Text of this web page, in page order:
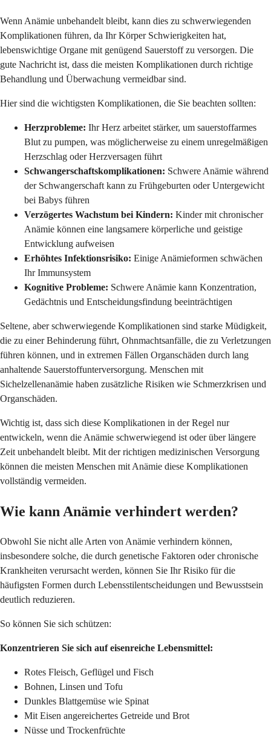
Wenn Anämie unbehandelt bleibt, kann dies zu schwerwiegenden
Komplikationen führen, da Ihr Körper Schwierigkeiten hat,
lebenswichtige Organe mit genügend Sauerstoff zu versorgen. Die
gute Nachricht ist, dass die meisten Komplikationen durch richtige
Behandlung und Überwachung vermeidbar sind.
Hier sind die wichtigsten Komplikationen, die Sie beachten sollten:
Herzprobleme: Ihr Herz arbeitet stärker, um sauerstoffarmes
Blut zu pumpen, was möglicherweise zu einem unregelmäßigen
Herzschlag oder Herzversagen führt
Schwangerschaftskomplikationen: Schwere Anämie während
der Schwangerschaft kann zu Frühgeburten oder Untergewicht
bei Babys führen
Verzögertes Wachstum bei Kindern: Kinder mit chronischer
Anämie können eine langsamere körperliche und geistige
Entwicklung aufweisen
Erhöhtes Infektionsrisiko: Einige Anämieformen schwächen
Ihr Immunsystem
Kognitive Probleme: Schwere Anämie kann Konzentration,
Gedächtnis und Entscheidungsfindung beeinträchtigen
Seltene, aber schwerwiegende Komplikationen sind starke Müdigkeit,
die zu einer Behinderung führt, Ohnmachtsanfälle, die zu Verletzungen
führen können, und in extremen Fällen Organschäden durch lang
anhaltende Sauerstoffunterversorgung. Menschen mit
Sichelzellenanämie haben zusätzliche Risiken wie Schmerzkrisen und
Organschäden.
Wichtig ist, dass sich diese Komplikationen in der Regel nur
entwickeln, wenn die Anämie schwerwiegend ist oder über längere
Zeit unbehandelt bleibt. Mit der richtigen medizinischen Versorgung
können die meisten Menschen mit Anämie diese Komplikationen
vollständig vermeiden.
Wie kann Anämie verhindert werden?
Obwohl Sie nicht alle Arten von Anämie verhindern können,
insbesondere solche, die durch genetische Faktoren oder chronische
Krankheiten verursacht werden, können Sie Ihr Risiko für die
häufigsten Formen durch Lebensstilentscheidungen und Bewusstsein
deutlich reduzieren.
So können Sie sich schützen:
Konzentrieren Sie sich auf eisenreiche Lebensmittel:
Rotes Fleisch, Geflügel und Fisch
Bohnen, Linsen und Tofu
Dunkles Blattgemüse wie Spinat
Mit Eisen angereichertes Getreide und Brot
Nüsse und Trockenfrüchte